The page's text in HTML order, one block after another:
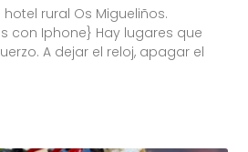
rural Os Migueliños.
con Iphone} Hay lugares que
A dejar el reloj, apagar el